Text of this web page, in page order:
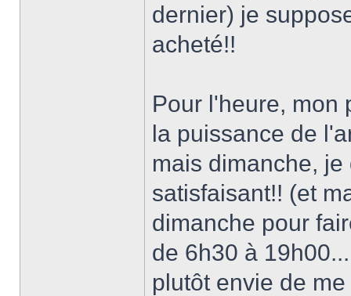
dernier) je
acheté!!
Pour l'heure, mon
la puissance de
mais dimanche,
satisfaisant!! (et
dimanche pour
de 6h30 à
plutôt envie de